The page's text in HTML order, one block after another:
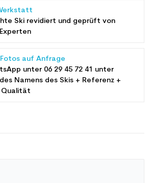
Ski revidiert und geprüft von
auf Anfrage
unter 06 29 45 72 41 unter
Namens des Skis + Referenz +
Qualität